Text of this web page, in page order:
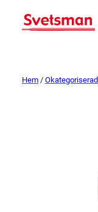
Hem / Okategoriserad